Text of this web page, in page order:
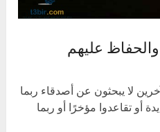
عليهم
لا يبحثون عن أصدقاء ربما
أو تقاعدوا مؤخرًا أو ربما